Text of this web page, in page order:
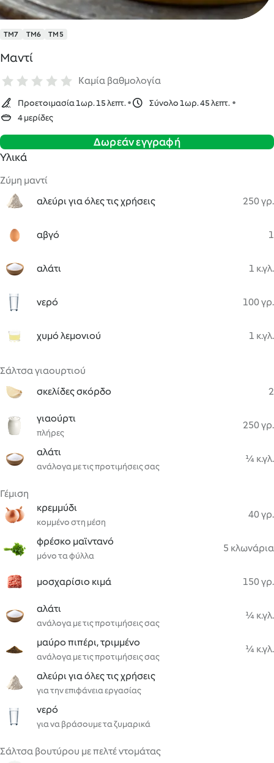
TM7 TM6 TM5
Μαντί
Καμία βαθμολογία
Προετοιμασία 1ωρ. 15 λεπτ.
Σύνολο 1ωρ. 45 λεπτ.
4 μερίδες
Δωρεάν εγγραφή
Υλικά
Ζύμη μαντί
αλεύρι για όλες τις χρήσεις
250 γρ.
αβγό 1
αλάτι 1 κ.γλ.
νερό 100 γρ.
χυμό λεμονιού 1 κ.γλ.
Σάλτσα γιαουρτιού
σκελίδες σκόρδο
2
γιαούρτι
πλήρες
250 γρ.
αλάτι
ανάλογα με τις προτιμήσεις σας
¼ κ.γλ.
Γέμιση
κρεμμύδι
κομμένο στη μέση
40 γρ.
φρέσκο μαϊντανό
μόνο τα φύλλα
5 κλωνάρια
μοσχαρίσιο κιμά 150 γρ.
αλάτι
ανάλογα με τις προτιμήσεις σας
¼ κ.γλ.
μαύρο πιπέρι, τριμμένο
ανάλογα με τις προτιμήσεις σας
¼ κ.γλ.
αλεύρι για όλες τις χρήσεις
για την επιφάνεια εργασίας
νερό
για να βράσουμε τα ζυμαρικά
Σάλτσα βουτύρου με πελτέ ντομάτας